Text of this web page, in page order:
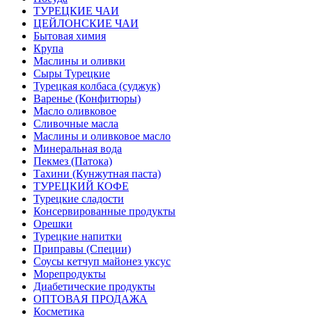
ТУРЕЦКИЕ ЧАИ
ЦЕЙЛОНСКИЕ ЧАИ
Бытовая химия
Крупа
Маслины и оливки
Сыры Турецкие
Турецкая колбаса (суджук)
Варенье (Конфитюры)
Масло оливковое
Сливочные масла
Маслины и оливковое масло
Минеральная вода
Пекмез (Патока)
Тахини (Кунжутная паста)
ТУРЕЦКИЙ КОФЕ
Турецкие сладости
Консервированные продукты
Орешки
Турецкие напитки
Приправы (Специи)
Соусы кетчуп майонез уксус
Морепродукты
Диабетические продукты
ОПТОВАЯ ПРОДАЖА
Косметика